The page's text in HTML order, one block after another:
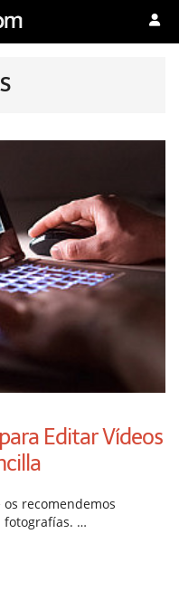
Editar Vídeos
recomendemos
fotografías. …